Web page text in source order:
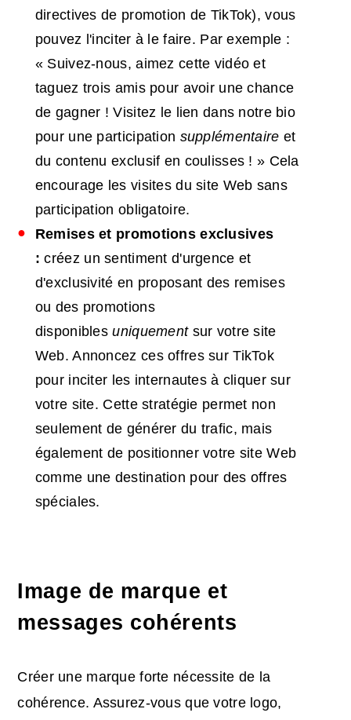
directives de promotion de TikTok), vous
pouvez l'inciter à le faire. Par exemple :
« Suivez-nous, aimez cette vidéo et
taguez trois amis pour avoir une chance
de gagner ! Visitez le lien dans notre bio
pour une participation supplémentaire et
du contenu exclusif en coulisses ! » Cela
encourage les visites du site Web sans
participation obligatoire.
Remises et promotions exclusives
: créez un sentiment d'urgence et
d'exclusivité en proposant des remises
ou des promotions
disponiblesuniquementsur votre site
Web. Annoncez ces offres sur TikTok
pour inciter les internautes à cliquer sur
votre site. Cette stratégie permet non
seulement de générer du trafic, mais
également de positionner votre site Web
comme une destination pour des offres
spéciales.
Image de marque et
messages cohérents
Créer une marque forte nécessite de la
cohérence. Assurez-vous que votre logo,